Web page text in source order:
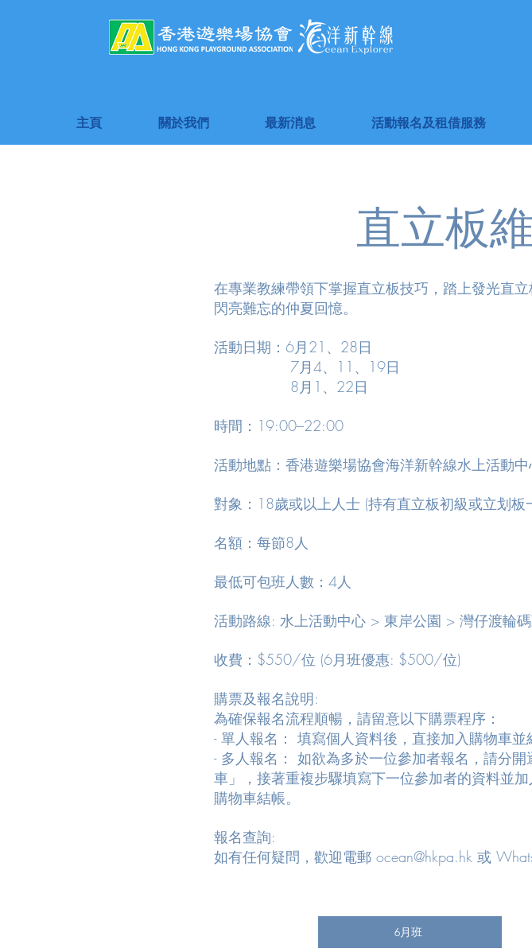
主頁 關於我們 最新消息 活動報名及租借服務
直立板
在專業教練帶領下掌握直立板技巧，踏上發光直
閃亮難忘的仲夏回憶。
活動日期：6月21、28日
7月4、11、19日
8月1、22日
時間：19:00–22:00
活動地點：香港遊樂場協會海洋新幹線水上活動
對象：18歲或以上人士 (持有直立板初級或立划板
名額：每節8人
最低可包班人數：4人
活動路線: 水上活動中心 > 東岸公園 > 灣仔渡輪
收費：$550/位 (6月班優惠: $500/位)
購票及報名說明:
為確保報名流程順暢，請留意以下購票程序：
- 單人報名： 填寫個人資料後，直接加入購物車並
- 多人報名： 如欲為多於一位參加者報名，請分
車」，接著重複步驟填寫下一位參加者的資料並
購物車結帳。
報名查詢:
如有任何疑問，歡迎電郵 ocean@hkpa.hk 或
6月班